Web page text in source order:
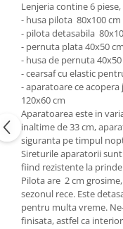
Carucior
Cocolino
Cu Gluga
De Infasat
De Scos din Spital
De Infasat - Bumbac
Fetite
Fleece
Groase
Iarna
Ieftine
Nou Nascut
Lungi de Dormit
Mari
Pentru Spate
Set Perne
Decorative
Pilote
Pilote Pat
1 Persoana
160x200
180x200
2 Persoane
200x200
Lenjeria contine 6
- husa pilota 80x100 cm
- pilota detasabila
- pernuta plata 40x50 cm
- husa de pernuta 40x50
- cearsaf cu elastic
- aparatoare ce
120x60 cm
Aparatoarea este in
inaltime de 33 cm,
siguranta pe timpul
Sireturile aparatorii
fiind rezistente la
Pilota are 2 cm
sezonul rece. Este
pentru multa vreme.
finisata, astfel ca